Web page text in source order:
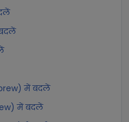
में बदलें
में बदलें